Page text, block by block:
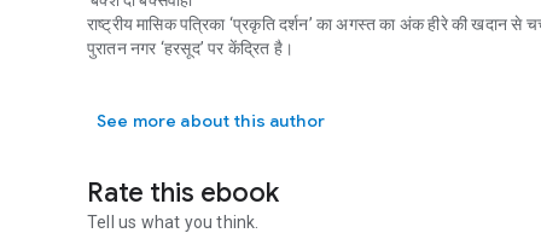
राष्ट्रीय मासिक पत्रिका ‘प्रकृति दर्शन’ का अगस्त का अंक हीरे की खदान
पुरातन नगर ‘हरसूद’ पर केंद्रित है।
‘बक्श दो बक्सवाहा’ राष्ट्रीय मासिक पत्रिका ‘प्रकृति दर्शन’ का अगस्त
See more about this author
Rate this ebook
Tell us what you think.